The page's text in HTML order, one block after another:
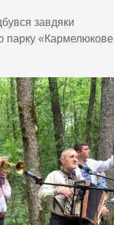
завдяки
парку «Кармелюкове